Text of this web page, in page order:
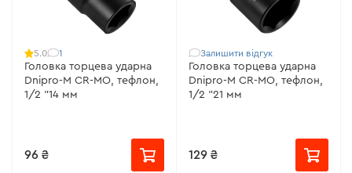
5.0 1
Головка торцева ударна
Dnipro-M CR-MO, тефлон,
1/2 "14 мм
96 ₴
Залишити відгук
Головка торцева ударна
Dnipro-M CR-MO, тефлон,
1/2 "21 мм
129 ₴